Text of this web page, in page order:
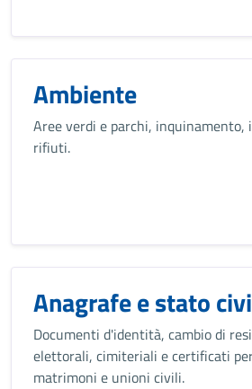
Ambiente
Aree verdi e parchi, inquinamento,
rifiuti.
Anagrafe e stato
Documenti d'identità, cambio di
elettorali, cimiteriali e certificati
matrimoni e unioni civili.